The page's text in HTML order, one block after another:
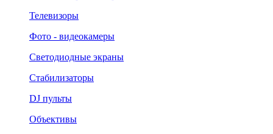
Телевизоры
Фото - видеокамеры
Светодиодные экраны
Стабилизаторы
DJ пульты
Объективы